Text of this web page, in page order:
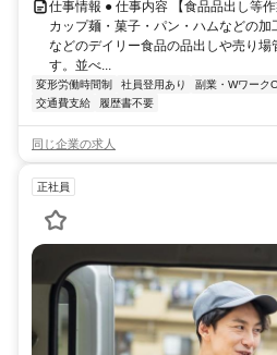
仕事情報 ● 仕事内容 【食品品出し等
カップ麺・菓子・パン・ハムなどの
などのデイリー食品の品出しや売り
す。並べ...
変形労働時間制 社員登用あり 副業・Wワーク
交通費支給
履歴書不要
同じ企業の求人
正社員